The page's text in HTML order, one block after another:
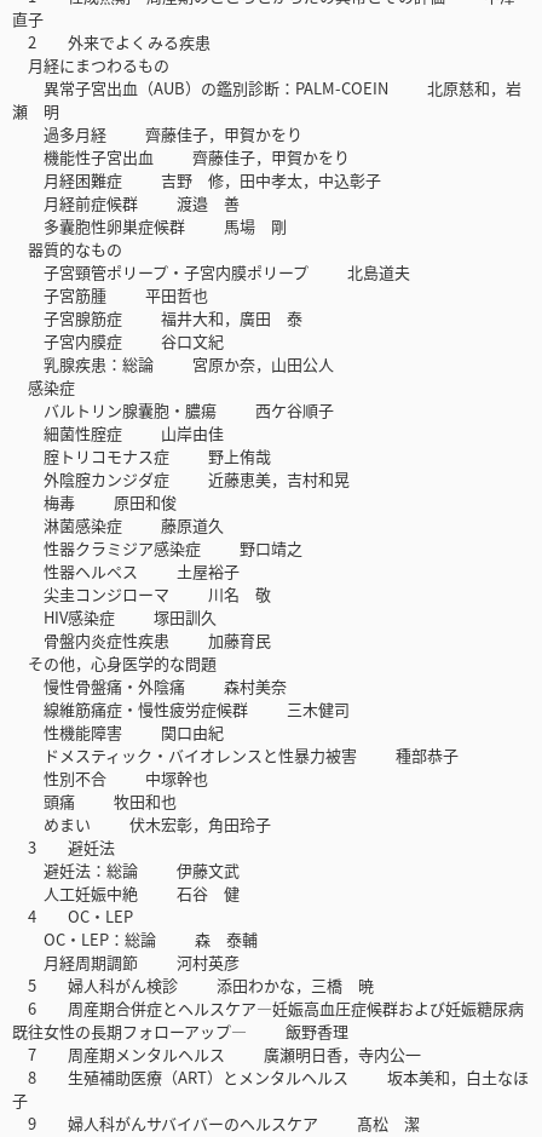
直子
2 外来でよくみる疾患
月経にまつわるもの
異常子宮出血（AUB）の鑑別診断：PALM-COEIN 北原慈和，岩
瀬 明
過多月経 齊藤佳子，甲賀かをり
機能性子宮出血 齊藤佳子，甲賀かをり
月経困難症 吉野 修，田中孝太，中込彰子
月経前症候群 渡邉 善
多囊胞性卵巣症候群 馬場 剛
器質的なもの
子宮頸管ポリープ・子宮内膜ポリープ 北島道夫
子宮筋腫 平田哲也
子宮腺筋症 福井大和，廣田 泰
子宮内膜症 谷口文紀
乳腺疾患：総論 宮原か奈，山田公人
感染症
バルトリン腺囊胞・膿瘍 西ケ谷順子
細菌性腟症 山岸由佳
腟トリコモナス症 野上侑哉
外陰腟カンジダ症 近藤恵美，吉村和晃
梅毒 原田和俊
淋菌感染症 藤原道久
性器クラミジア感染症 野口靖之
性器ヘルペス 土屋裕子
尖圭コンジローマ 川名 敬
HIV感染症 塚田訓久
骨盤内炎症性疾患 加藤育民
その他，心身医学的な問題
慢性骨盤痛・外陰痛 森村美奈
線維筋痛症・慢性疲労症候群 三木健司
性機能障害 関口由紀
ドメスティック・バイオレンスと性暴力被害 種部恭子
性別不合 中塚幹也
頭痛 牧田和也
めまい 伏木宏彰，角田玲子
3 避妊法
避妊法：総論 伊藤文武
人工妊娠中絶 石谷 健
4 OC・LEP
OC・LEP：総論 森 泰輔
月経周期調節 河村英彦
5 婦人科がん検診 添田わかな，三橋 暁
6 周産期合併症とヘルスケア―妊娠高血圧症候群および妊娠糖尿病
既往女性の長期フォローアップ― 飯野香理
7 周産期メンタルヘルス 廣瀬明日香，寺内公一
8 生殖補助医療（ART）とメンタルヘルス 坂本美和，白土なほ
子
9 婦人科がんサバイバーのヘルスケア 髙松 潔